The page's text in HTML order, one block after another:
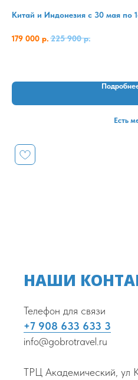
Китай и Индонезия с 30 мая по
179 000 р. 225 900 р.
Есть
НАШИ
Телефон для связи
+7 908 633 633 3
info@gobrotravel.ru
ТРЦ Академический, ул